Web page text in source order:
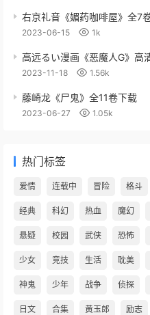
右京礼音《媚药咖啡屋》全7
2023-06-15 1k
高远るい漫画《恶魔人G》高
2023-11-18 1.56k
藤崎龙《尸鬼》全11卷下载
2023-06-27 1.05k
热门标签
爱情 连载中 冒险 格斗
经典 科幻 热血 魔幻
悬疑 校园 武侠 恐怖
少女 竞技 生活 耽美
神鬼 少年 战争 侦探
日文 合集 黄玉郎 励志